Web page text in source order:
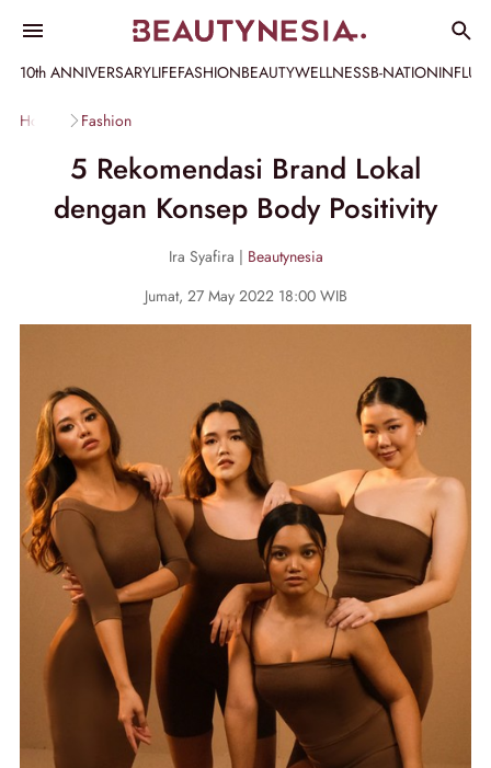
10th ANNIVERSARYLIFEFASHIONBEAUTYWELLNESSB-NATION
Home Fashion
5 Rekomendasi Brand Lokal
dengan Konsep Body Positivity
Ira Syafira | Beautynesia
Jumat, 27 May 2022 18:00 WIB